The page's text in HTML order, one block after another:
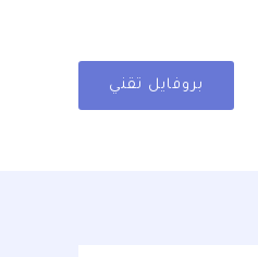
بروفايل تقني